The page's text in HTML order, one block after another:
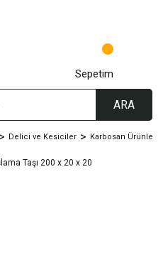
ARA
Sepetim
Delici ve Kesiciler Karbosan Ürünleri